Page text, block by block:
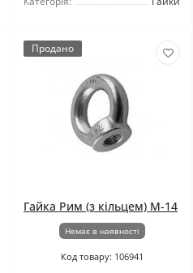
Продано
Гайка Рим (з кільцем) М-14
Немає в наявності
Код товару: 106941